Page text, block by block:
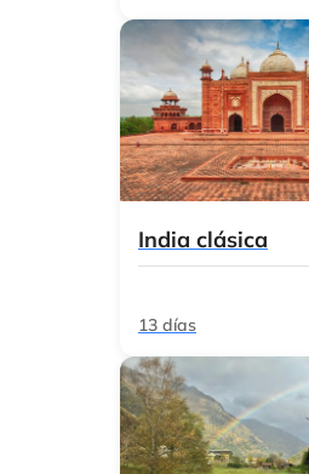
India clásica
13 días